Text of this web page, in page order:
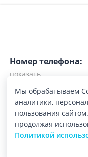
Номер телефона:
Регистрация:
Лицензия:
19-030-45-009460 от
Регистрационный
Мы обрабатываем
аналитики,
пользования
продолжая
Политикой